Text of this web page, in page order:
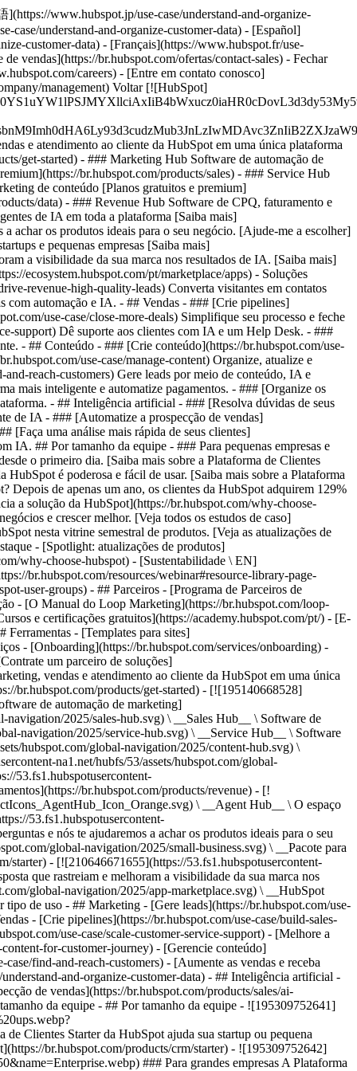
www.hubspot.jp/use-case/understand-and-organize-
case/understand-and-organize-customer-data) - [Español]
customer-data) - [Français](https://www.hubspot.fr/use-
vendas](https://br.hubspot.com/ofertas/contact-sales) - Fechar
careers) - [Entre em contato conosco]
management) Voltar [![HubSpot]
e atendimento ao cliente da HubSpot em uma única plataforma
get-started) - ### Marketing Hub Software de automação de
br.hubspot.com/products/sales) - ### Service Hub
de conteúdo [Planos gratuitos e premium]
data) - ### Revenue Hub Software de CPQ, faturamento e
de IA em toda a plataforma [Saiba mais]
achar os produtos ideais para o seu negócio. [Ajude-me a escolher]
e pequenas empresas [Saiba mais]
a visibilidade da sua marca nos resultados de IA. [Saiba mais]
ecosystem.hubspot.com/pt/marketplace/apps) - Soluções
revenue-high-quality-leads) Converta visitantes em contatos
com automação e IA. - ## Vendas - ### [Crie pipelines]
use-case/close-more-deals) Simplifique seu processo e feche
support) Dê suporte aos clientes com IA e um Help Desk. - ###
- ## Conteúdo - ### [Crie conteúdo](https://br.hubspot.com/use-
use-case/manage-content) Organize, atualize e
reach-customers) Gere leads por meio de conteúdo, IA e
mais inteligente e automatize pagamentos. - ### [Organize os
- ## Inteligência artificial - ### [Resolva dúvidas de seus
de IA - ### [Automatize a prospecção de vendas]
[Faça uma análise mais rápida de seus clientes]
IA. ## Por tamanho da equipe - ### Para pequenas empresas e
o primeiro dia. [Saiba mais sobre a Plataforma de Clientes
é poderosa e fácil de usar. [Saiba mais sobre a Plataforma
Depois de apenas um ano, os clientes da HubSpot adquirem 129%
a solução da HubSpot](https://br.hubspot.com/why-choose-
e crescer melhor. [Veja todos os estudos de caso]
nesta vitrine semestral de produtos. [Veja as atualizações de
- [Spotlight: atualizações de produtos]
why-choose-hubspot) - [Sustentabilidade \ EN]
br.hubspot.com/resources/webinar#resource-library-page-
user-groups) - ## Parceiros - [Programa de Parceiros de
- [O Manual do Loop Marketing](https://br.hubspot.com/loop-
e certificações gratuitos](https://academy.hubspot.com/pt/) - [E-
- [Templates para sites]
- [Onboarding](https://br.hubspot.com/services/onboarding) -
um parceiro de soluções]
products/crm/starter) - ![195309752642](https://53.fs1.hubspotusercontent-na1.net/hub/53/hubfs/assets/hubspot.com/global-navigation/2025/Enterprise.webp?width=1035&height=450&name=Enterprise.webp) ### Para grandes empresas A Plataforma de Clientes Enterprise integrada da HubSpot é poderosa e fácil de usar. [Saiba mais sobre a Plataforma de Clientes Enterprise da HubSpot](https://br.hubspot.com/products/crm/enterprise) - Por que a HubSpot? - ## Por que a HubSpot? - ![195309752643](https://53.fs1.hubspotusercontent-na1.net/hub/53/hubfs/assets/hubspot.com/global-navigation/2025/Why%20Choose%20HubSpot.webp?width=1035&height=450&name=Why%20Choose%20HubSpot.webp) ### Por que escolher a HubSpot? Depois de apenas um ano, os clientes da HubSpot adquirem 129% mais leads, fecham 36% mais negócios e observam uma melhoria de 37% nas taxas de fechamento de tickets. [Saiba mais sobre o que diferencia a solução da HubSpot](https://br.hubspot.com/why-choose-hubspot) - ![195303448595](https://53.fs1.hubspotusercontent-na1.net/hub/53/hubfs/assets/hubspot.com/global-navigation/2025/Case%20Studies.webp?width=1035&height=450&name=Case%20Studies.webp) ### Estudos de caso Conheça empresas como a sua em todo o mundo que usam a HubSpot para unir suas equipes, capacitar seus negócios e crescer melhor. [Veja todos os estudos de caso](https://br.hubspot.com/case-studies) - ![191228329371](https://53.fs1.hubspotusercontent-na1.net/hub/53/hubfs/spotlight_resized_518x225.png?width=518&height=225&name=spotlight_resized_518x225.png) ### Spotlight: atualizações de produtos Saiba mais sobre os lançamentos e anúncios de produtos da HubSpot nesta vitrine semestral de produtos. [Veja as atualizações de nossos produtos](https://br.hubspot.com/spotlight) - [Preços](https://br.hubspot.com/pricing/suite/starter) - Recursos Recursos - ## Link em destaque - [Spotlight: atualizações de produtos](https://br.hubspot.com/spotlight) - [Novidades na HubSpot](https://br.hubspot.com/new) - [Por que escolher a HubSpot?](https://br.hubspot.com/why-choose-hubspot) - [Sustentabilidade \ EN](https://www.hubspot.com/sustainability) - ## Comunidade e eventos - [Evento UNBOUND](https://unbound.hubspot.com/) - [Webinares](https://br.hubspot.com/resources/webinar#resource-library-page-headers) - [Comunidade HubSpot](https://community.hubspot.com/) - [Grupos de Usuários da HubSpot \ EN](https://www.hubspot.com/hubspot-user-groups) - ## Parceiros - [Programa de Parceiros de Soluções](https://br.hubspot.com/partners/solutions) - [Programa de Parceiros Afiliados](https://br.hubspot.com/partners/affiliates) - ## Educação - [O Manual do Loop Marketing](https://br.hubspot.com/loop-marketing) - [O que é inbound marketing?](https://br.hubspot.com/inbound-marketing) - [Blogs da HubSpot](https://br.hubspot.com/blog) - [Cursos e certificações gratuitos](https://academy.hubspot.com/pt/) - [E-books, guias e muito mais](https://br.hubspot.com/resources) - [Central de Conhecimento da HubSpot](https://knowledge.hubspot.com/pt) - ## Ferramentas - [Templates para sites](https://ecosystem.hubspot.com/pt/marketplace/templates) - [Ferramentas para desenvolvedores](https://br.developers.hubspot.com/) - ## Serviços - [Onboarding](https://br.hubspot.com/services/onboarding) - [Migração](https://br.hubspot.com/services/professional/migrations) - [Suporte Premium](https://br.hubspot.com/services/premium-support) - [Contrate um parceiro de soluções](https://ecosystem.hubspot.com/pt/marketplace/solutions) - Sobre Sobre - [Sobre nós](https://br.hubspot.com/our-story) - [Trabalhe conosco](https://www.hubspot.com/careers) - [Entre em contato conosco](https://br.hubspot.com/company/contact) - [Relações com investidores](https://ir.hubspot.com/) - [Equipe de gestão](https://br.hubspot.com/company/management) [Comece a usar grátis com as ferramentas da HubSpot](https://app.hubspot.com/signup-hubspot/crm) [Peça uma demonstração](https://br.